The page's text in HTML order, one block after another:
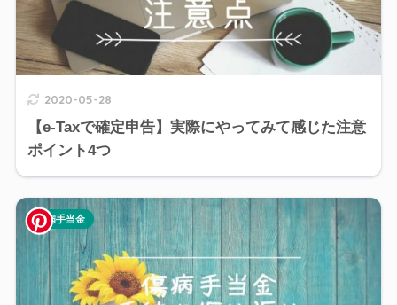
2020-05-28
【e-Taxで確定申告】実際にやってみて感じた注意
ポイント4つ
傷病手当金